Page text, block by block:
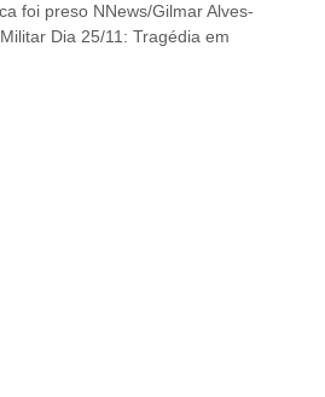
foi preso NNews/Gilmar Alves-
Dia 25/11: Tragédia em